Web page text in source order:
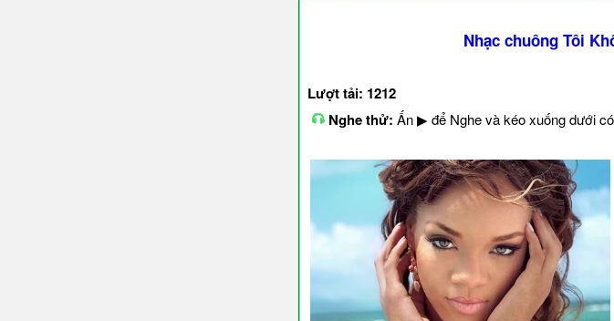
Nhạc chuông Tôi
Lượt tải: 1212
Nghe thử: Ấn ▶ để Nghe và kéo xuống dưới